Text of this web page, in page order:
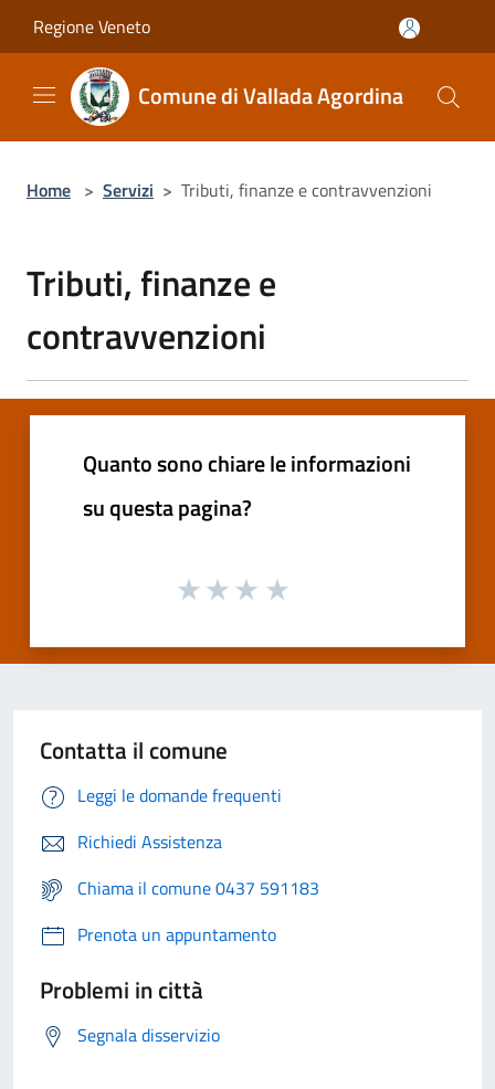
Regione Veneto
Comune di Vallada Agordina
Home > Servizi > Tributi, finanze e contravvenzioni
Tributi, finanze e
contravvenzioni
Quanto sono chiare le informazioni
su questa pagina?
Contatta il comune
Leggi le domande frequenti
Richiedi Assistenza
Chiama il comune 0437 591183
Prenota un appuntamento
Problemi in città
Segnala disservizio